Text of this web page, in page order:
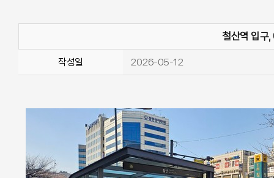
철산역 입구,
작성일 2026-05-12